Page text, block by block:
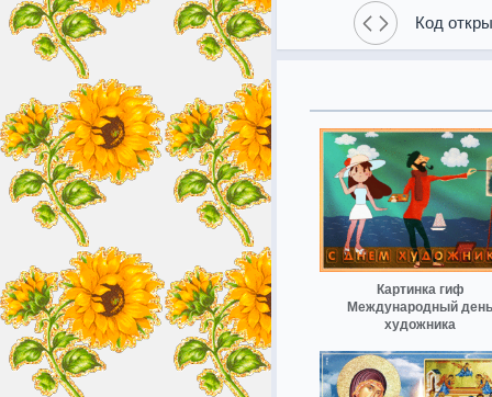
Код
Картинка гиф
Международный день
художника